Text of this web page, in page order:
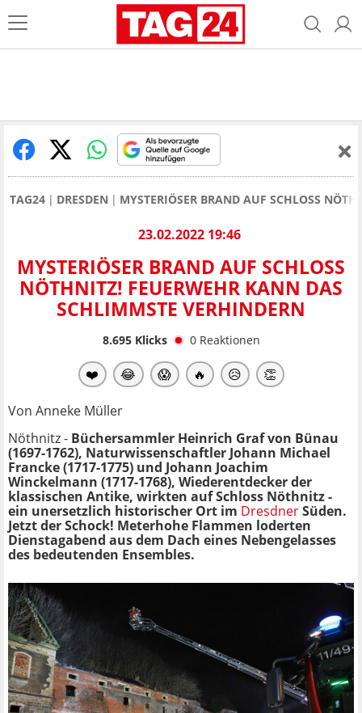
TAG24 DRESDEN MYSTERIÖSER BRAND AUF SCHLOSS
23.02.2022 19:46
MYSTERIÖSER BRAND AUF SCHLOSS
NÖTHNITZ! FEUERWEHR KANN DAS
SCHLIMMSTE VERHINDERN
8.695Klicks 0 Reaktionen
❤️ 😂 😱 🔥 😥 👏
Von Anneke Müller
Nöthnitz - Büchersammler Heinrich Graf von Bünau
(1697-1762), Naturwissenschaftler Johann Michael
Francke (1717-1775) und Johann Joachim
Winckelmann (1717-1768), Wiederentdecker der
klassischen Antike, wirkten auf Schloss Nöthnitz -
ein unersetzlich historischer Ort im DresdnerSüden.
Jetzt der Schock! Meterhohe Flammen loderten
Dienstagabend aus dem Dach eines Nebengelasses
des bedeutenden Ensembles.